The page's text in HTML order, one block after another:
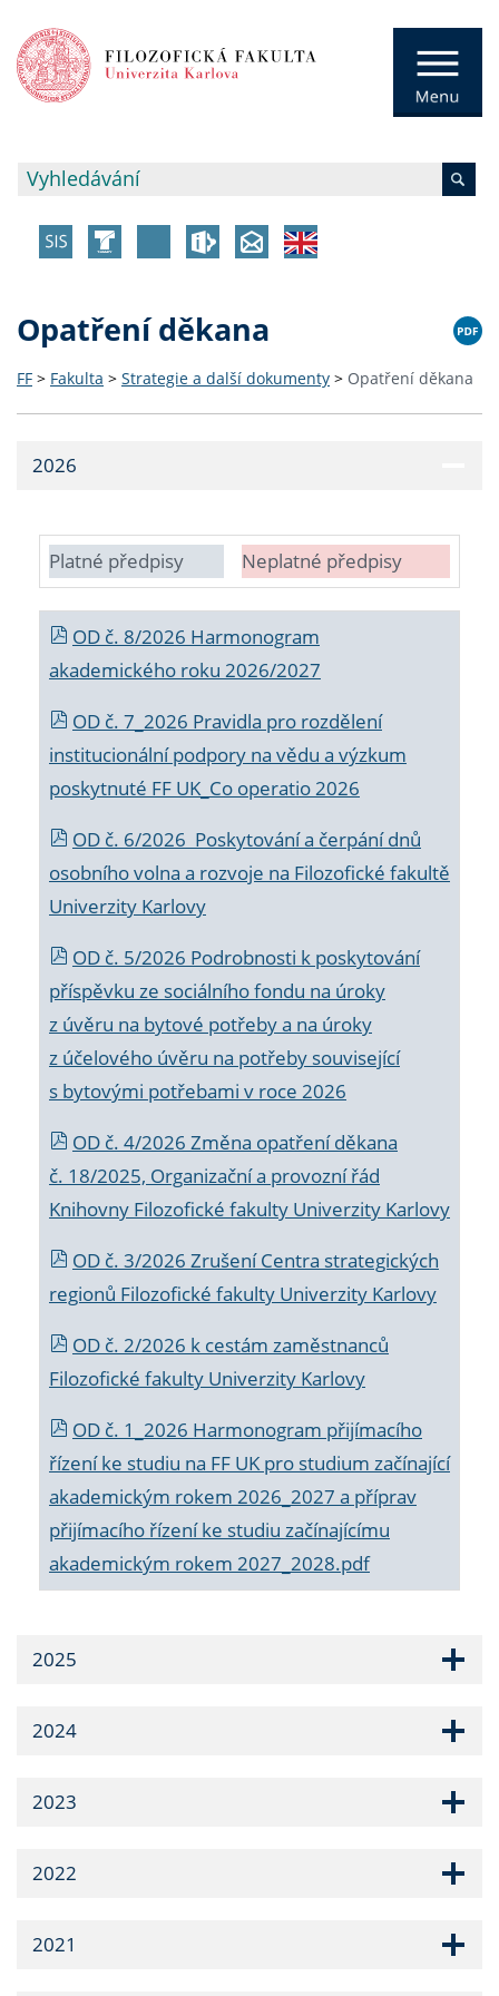
Opatření děkana
FF > Fakulta > Strategie a další dokumenty > Opatření děkana
2026
Platné předpisy Neplatné předpisy
OD č. 8/2026 Harmonogram
akademického roku 2026/2027
OD č. 7_2026 Pravidla pro rozdělení
institucionální podpory na vědu a výzkum
poskytnuté FF UK_Co operatio 2026
OD č. 6/2026 Poskytování a čerpání dnů
osobního volna a rozvoje na Filozofické fakultě
Univerzity Karlovy
OD č. 5/2026 Podrobnosti k poskytování
příspěvku ze sociálního fondu na úroky
z úvěru na bytové potřeby a na úroky
z účelového úvěru na potřeby související
s bytovými potřebami v roce 2026
OD č. 4/2026 Změna opatření děkana
č. 18/2025, Organizační a provozní řád
Knihovny Filozofické fakulty Univerzity Karlovy
OD č. 3/2026 Zrušení Centra strategických
regionů Filozofické fakulty Univerzity Karlovy
OD č. 2/2026 k cestám zaměstnanců
Filozofické fakulty Univerzity Karlovy
OD č. 1_2026 Harmonogram přijímacího
řízení ke studiu na FF UK pro studium začínající
akademickým rokem 2026_2027 a příprav
přijímacího řízení ke studiu začínajícímu
akademickým rokem 2027_2028.pdf
2025
2024
2023
2022
2021